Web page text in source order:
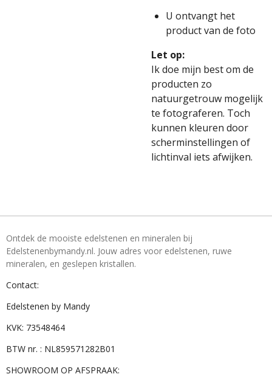
U ontvangt het
product van de foto
Let op:
Ik doe mijn best om de
producten zo
natuurgetrouw mogelijk
te fotograferen. Toch
kunnen kleuren door
scherminstellingen of
lichtinval iets afwijken.
Ontdek de mooiste edelstenen en mineralen bij
Edelstenenbymandy.nl. Jouw adres voor edelstenen, ruwe
mineralen, en geslepen kristallen.
Contact:
Edelstenen by Mandy
KVK: 73548464
BTW nr. : NL859571282B01
SHOWROOM OP AFSPRAAK: